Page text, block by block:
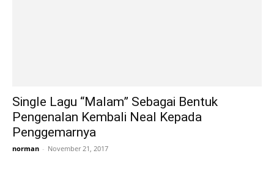
Single Lagu “Malam” Sebagai Bentuk
Pengenalan Kembali Neal Kepada
Penggemarnya
norman - November 21, 2017